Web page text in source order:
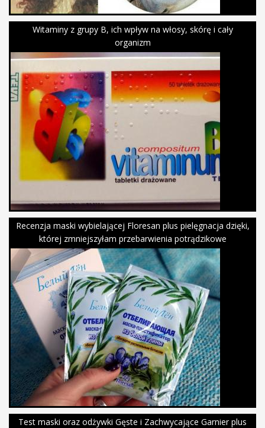
Witaminy z grupy B, ich wpływ na włosy, skórę i cały
organizm
Recenzja maski wybielającej Floresan plus pielęgnacja dzięki,
której zmniejszyłam przebarwienia potrądzikowe
Test maski oraz odżywki Gęste i Zachwycające Garnier plus